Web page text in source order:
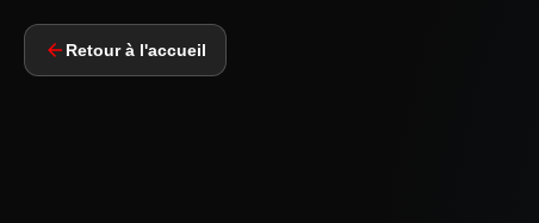
Retour à l'accueil